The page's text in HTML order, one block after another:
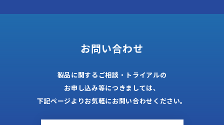
お問い合わせ
製品に関するご相談・トライアルの
お申し込み等につきましては、
下記ページよりお気軽にお問い合わせください。